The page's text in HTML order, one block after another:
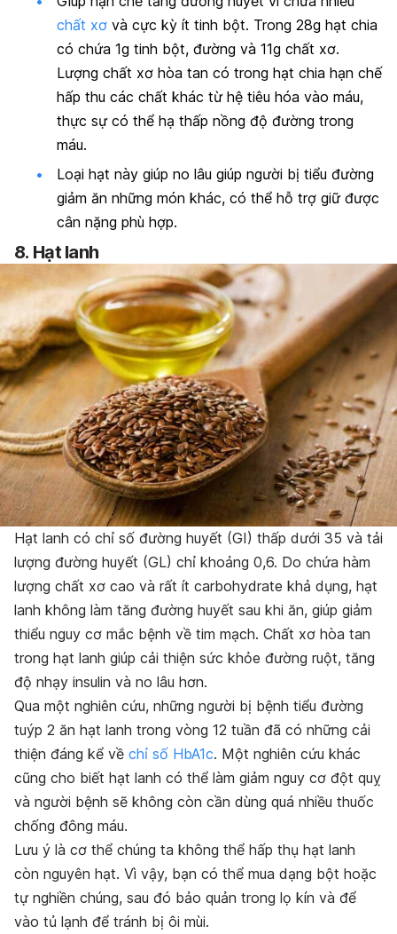
chất xơ và cực kỳ ít tinh bột. Trong 28g hạt chia
có chứa 1g tinh bột, đường và 11g chất xơ.
Lượng chất xơ hòa tan có trong hạt chia hạn chế
hấp thu các chất khác từ hệ tiêu hóa vào máu,
thực sự có thể hạ thấp nồng độ đường trong
máu.
Loại hạt này giúp no lâu giúp người bị tiểu đường
giảm ăn những món khác, có thể hỗ trợ giữ được
cân nặng phù hợp.
8. Hạt lanh
Hạt lanh có chỉ số đường huyết (GI) thấp dưới 35 và tải
lượng đường huyết (GL) chỉ khoảng 0,6. Do chứa hàm
lượng chất xơ cao và rất ít carbohydrate khả dụng, hạt
lanh không làm tăng đường huyết sau khi ăn, giúp giảm
thiểu nguy cơ mắc bệnh về tim mạch. Chất xơ hòa tan
trong hạt lanh giúp cải thiện sức khỏe đường ruột, tăng
độ nhạy insulin và no lâu hơn.
Qua một nghiên cứu, những người bị bệnh tiểu đường
tuýp 2 ăn hạt lanh trong vòng 12 tuần đã có những cải
thiện đáng kể về chỉ số HbA1c. Một nghiên cứu khác
cũng cho biết hạt lanh có thể làm giảm nguy cơ đột quỵ
và người bệnh sẽ không còn cần dùng quá nhiều thuốc
chống đông máu.
Lưu ý là cơ thể chúng ta không thể hấp thụ hạt lanh
còn nguyên hạt. Vì vậy, bạn có thể mua dạng bột hoặc
tự nghiền chúng, sau đó bảo quản trong lọ kín và để
vào tủ lạnh để tránh bị ôi mùi.